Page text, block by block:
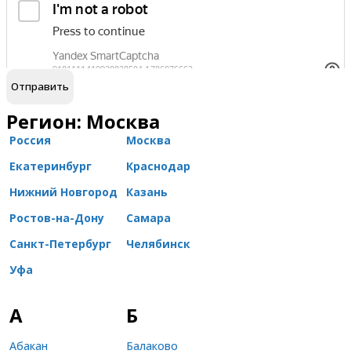
Я согласен наобработку персональных данных
Регион: Москва
Россия
Москва
Екатеринбург
Краснодар
Нижний Новгород
Казань
Ростов-на-Дону
Самара
Санкт-Петербург
Челябинск
Уфа
А
Абакан
Б
Балаково